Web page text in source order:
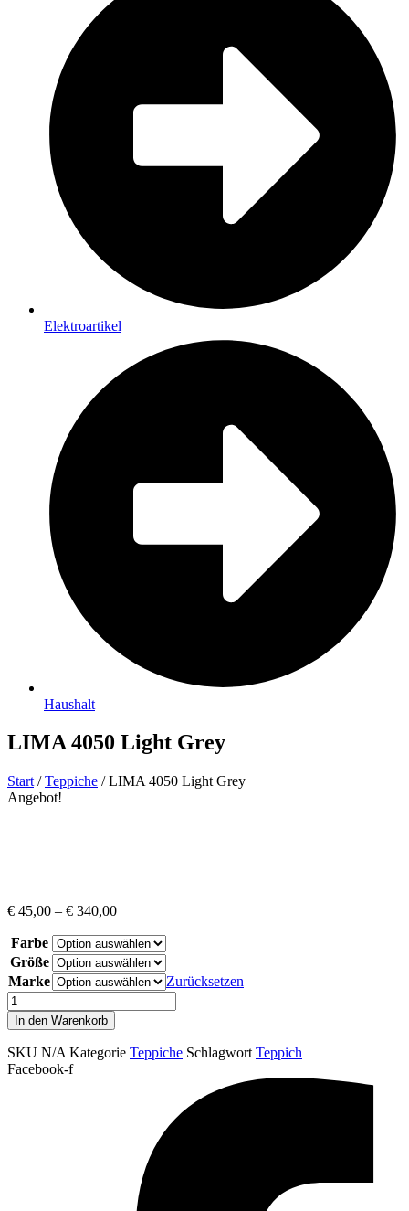
Elektroartikel
Haushalt
LIMA 4050 Light Grey
Start /Teppiche / LIMA 4050 Light Grey
Angebot!
€ 45,00 – € 340,00
Farbe
Größe
Marke
Zurücksetzen
LIMA
4050
Light
Grey
Menge
In den Warenkorb
SKU N/A Kategorie Teppiche Schlagwort Teppich
Facebook-f